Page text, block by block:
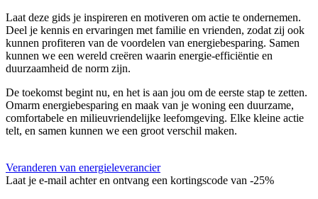
Laat deze gids je inspireren en motiveren om actie te ondernemen.
Deel je kennis en ervaringen met familie en vrienden, zodat zij ook
kunnen profiteren van de voordelen van energiebesparing. Samen
kunnen we een wereld creëren waarin energie-efficiëntie en
duurzaamheid de norm zijn.
De toekomst begint nu, en het is aan jou om de eerste stap te zetten.
Omarm energiebesparing en maak van je woning een duurzame,
comfortabele en milieuvriendelijke leefomgeving. Elke kleine actie
telt, en samen kunnen we een groot verschil maken.
Veranderen van energieleverancier
Laat je e-mail achter en ontvang een kortingscode van -25%